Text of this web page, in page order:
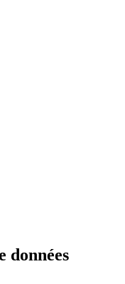
données